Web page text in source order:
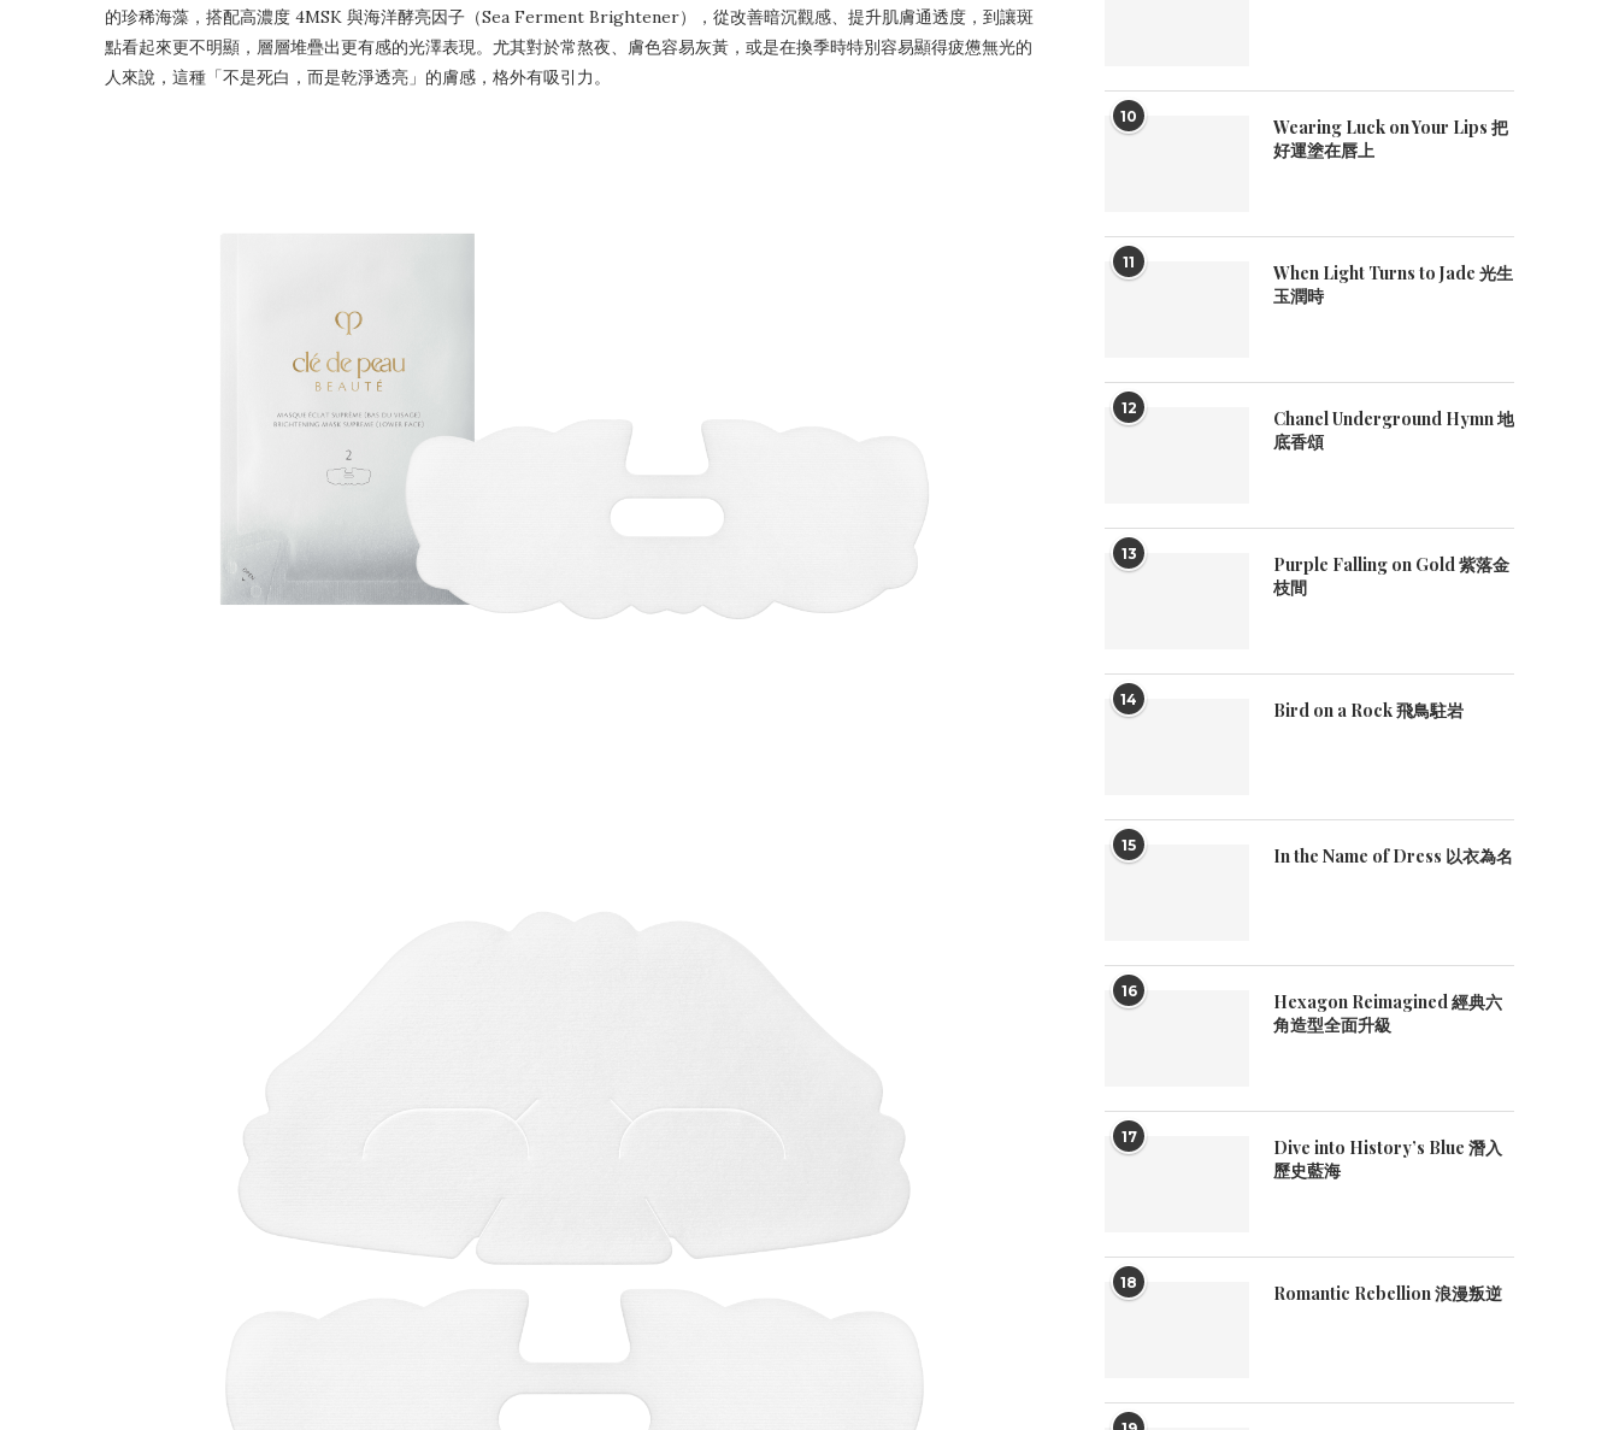
的珍稀海藻，搭配高濃度 4MSK 與海洋酵亮因子（Sea Ferment Brightener），從改善暗沉觀感、提升肌膚通透度，到讓斑
點看起來更不明顯，層層堆疊出更有感的光澤表現。尤其對於常熬夜、膚色容易灰黃，或是在換季時特別容易顯得疲憊無光的
人來說，這種「不是死白，而是乾淨透亮」的膚感，格外有吸引力。
10
Wearing Luck on Your Lips 把
好運塗在唇上
11
When Light Turns to Jade 光生
玉潤時
12
Chanel Underground Hymn 地
底香頌
13
Purple Falling on Gold 紫落金
枝間
14 Bird on a Rock 飛鳥駐岩
15 In the Name of Dress 以衣為名
16
Hexagon Reimagined 經典六
角造型全面升級
17
Dive into History’s Blue 潛入
歷史藍海
18 Romantic Rebellion 浪漫叛逆